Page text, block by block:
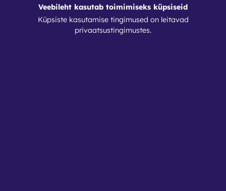
Veebileht kasutab toimimiseks küpsiseid
Küpsiste kasutamise tingimused on leitavad
privaatsustingimustes.